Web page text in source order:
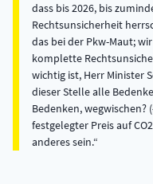
dass bis 2026, bis
Rechtsunsicherheit
das bei der Pkw-Maut;
komplette
wichtig ist, Herr Minister
dieser Stelle alle
Bedenken, wegwischen?
festgelegter Preis auf
anderes sein.